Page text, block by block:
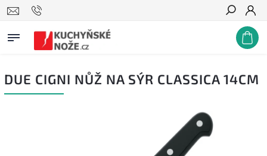
Hledat
DUE CIGNI NŮŽ NA SÝR CLASSICA 14CM